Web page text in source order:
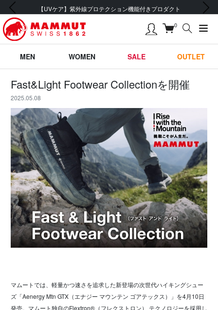
【UVケア】紫外線プロテクション機能付きプロダクト
前の画像 次の画像
0
MEN WOMEN SALE OUTLET
Fast&Light Footwear Collectionを開催
2025.05.08
マムートでは、軽量かつ速さを追求した新登場の次世代ハイキングシュー
ズ「Aenergy Mtn GTX（エナジー マウンテン ゴアテックス）」を4月10日
発売。マムート独自のFlextron®（フレクストロン） テクノロジーを採用し